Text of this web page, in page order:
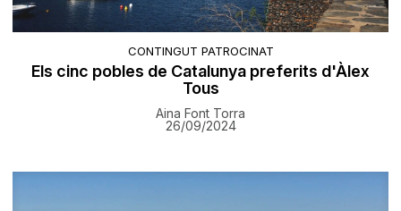
CONTINGUT PATROCINAT
Els cinc pobles de Catalunya preferits d'Àlex
Tous
Aina Font Torra
26/09/2024